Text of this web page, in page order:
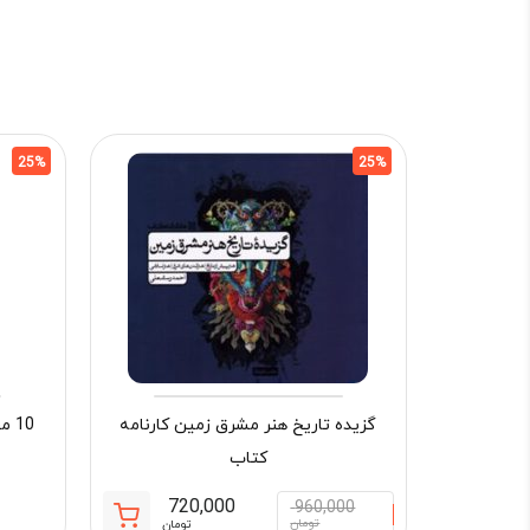
25%
گزیده تاریخ هنر مشرق زمین کارنامه
کتاب
960,000
تومان
720,000
تومان
25%
10 مجموعه کنکور رشته هنر قلم چی